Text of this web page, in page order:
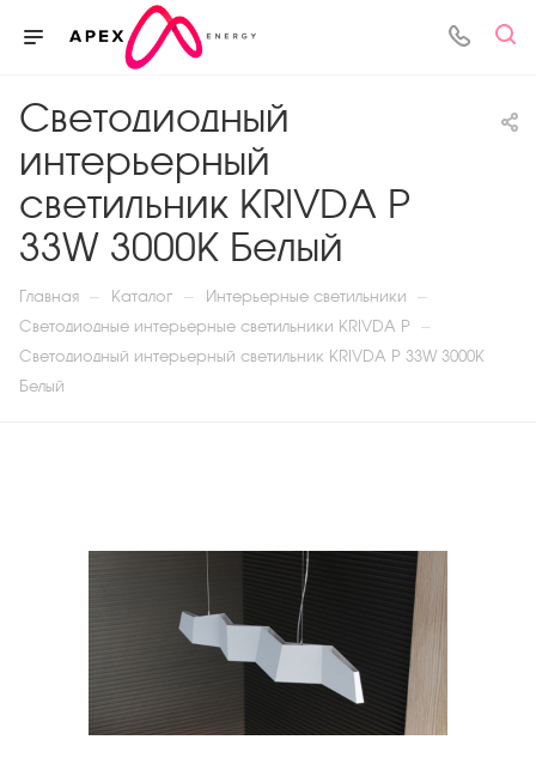
Светодиодный
интерьерный
светильник KRIVDA P
33W 3000K Белый
Главная — Каталог — Интерьерные светильники —
Светодиодные интерьерные светильники KRIVDA P —
Светодиодный интерьерный светильник KRIVDA P 33W 3000K
Белый